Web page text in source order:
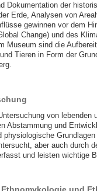
Dokumentation der
Erde, Analysen von
gewinnen vor dem
Change) und des
Museum sind die
Tieren in Form der
von lebenden
Abstammung und
physiologische
aber auch durch
und leisten wichtige